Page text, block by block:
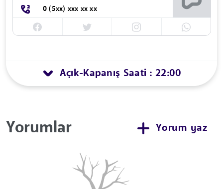
0 (5xx) xxx xx xx
Açık-Kapanış Saati : 22:00
Yorumlar Yorum yaz